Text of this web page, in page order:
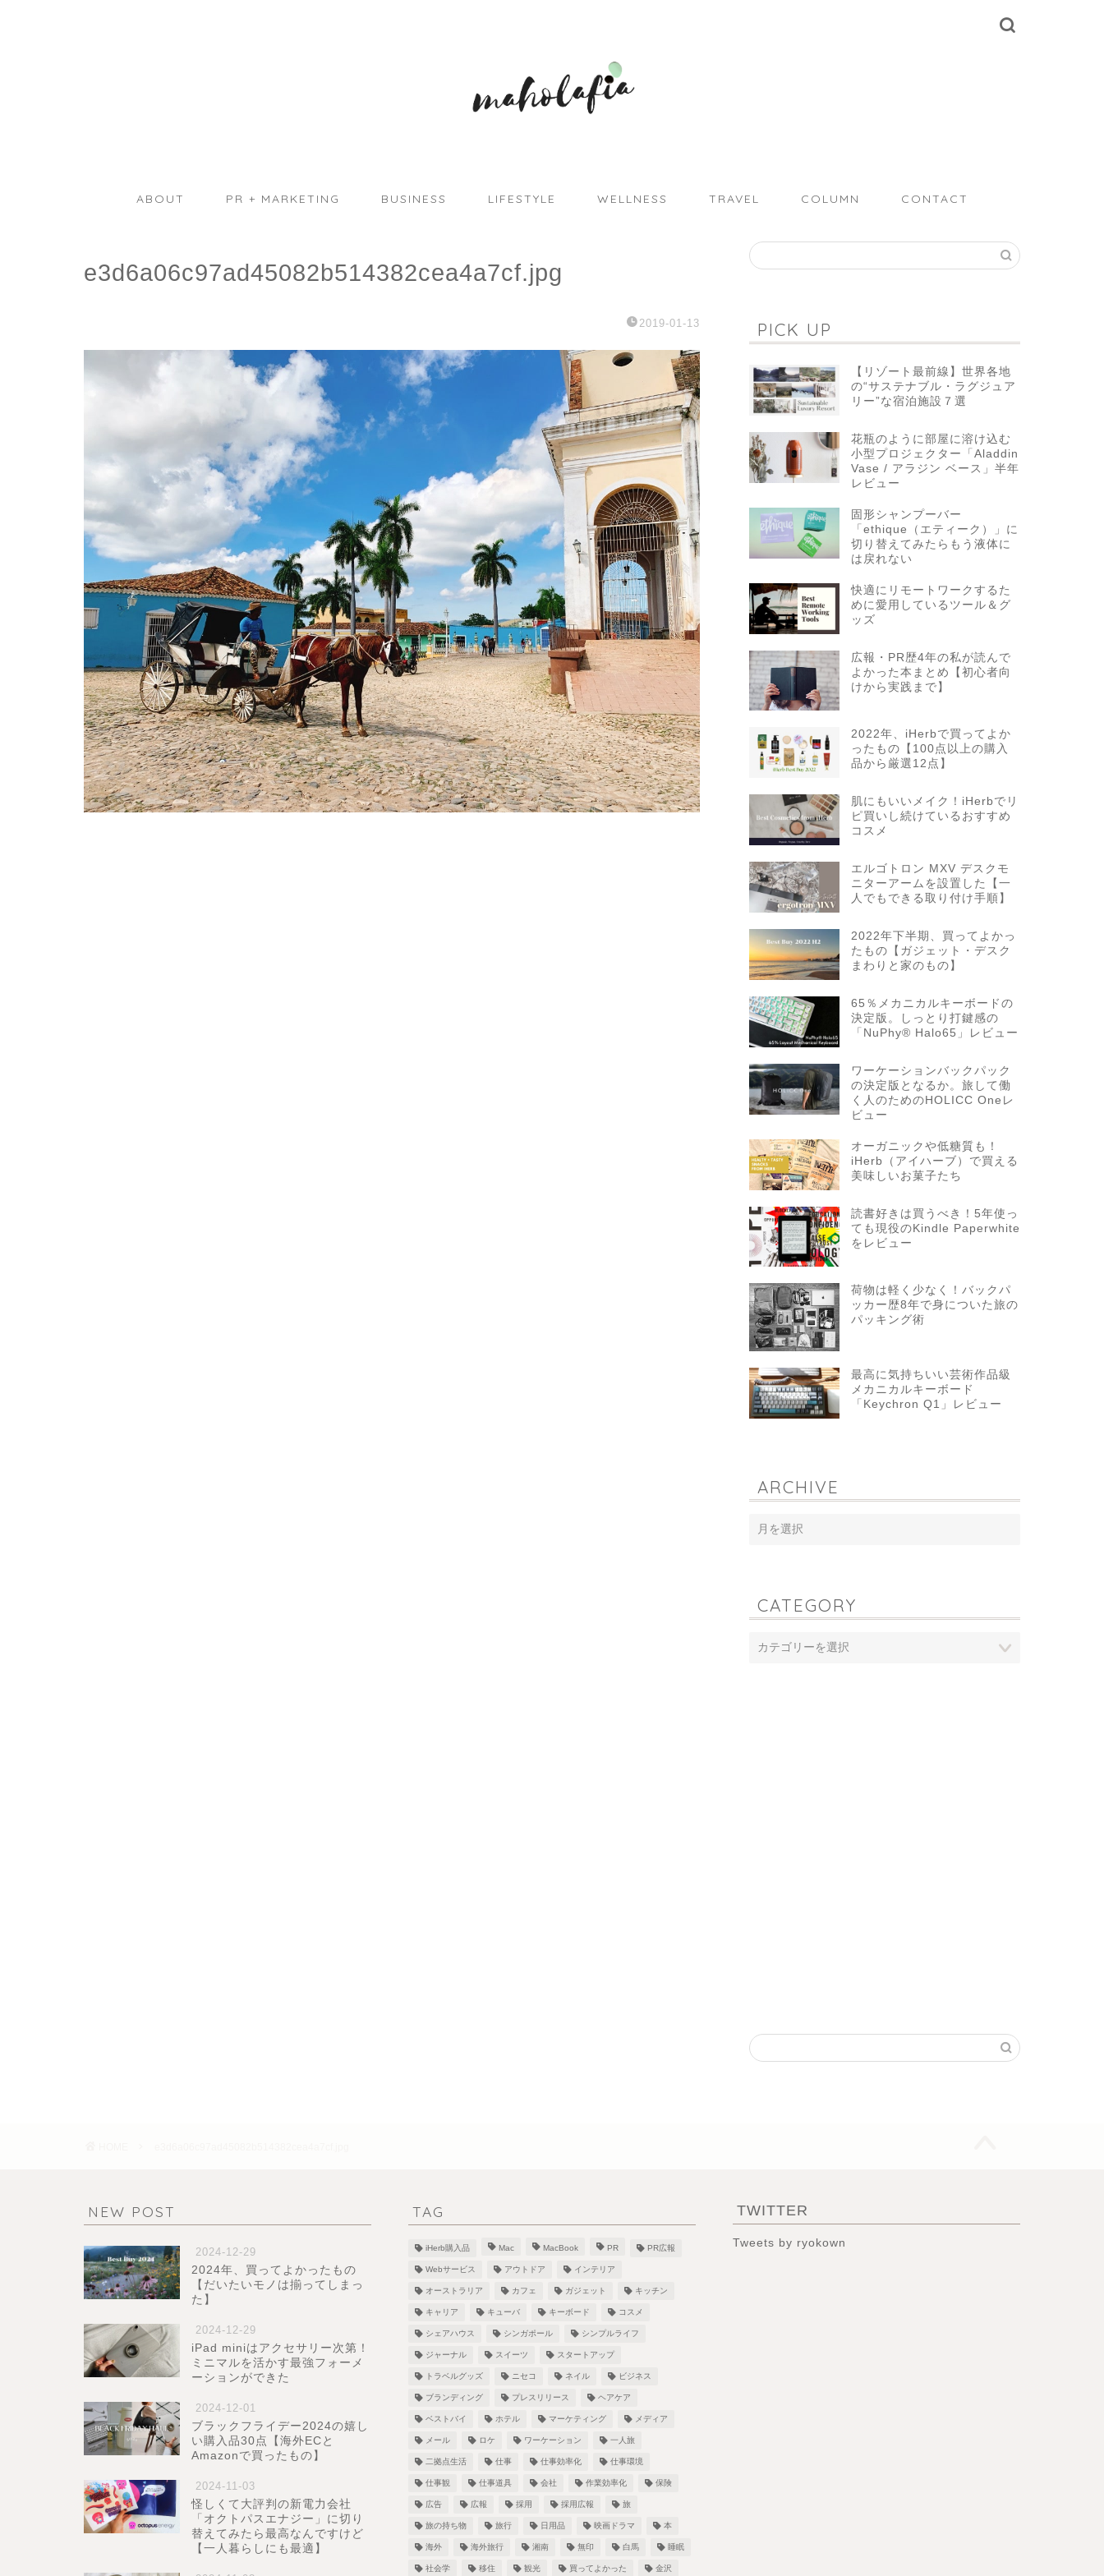
ABOUT PR + MARKETING BUSINESS LIFESTYLE WELLNESS TRAVEL COLUMN CONTACT
e3d6a06c97ad45082b514382cea4a7cf.jpg
2019-01-13 PICK UP
【リゾート最前線】世界各地
の“サステナブル・ラグジュア
リー”な宿泊施設７選
花瓶のように部屋に溶け込む
小型プロジェクター「Aladdin
Vase / アラジン ベース」半年
レビュー
固形シャンプーバー
「ethique（エティーク）」に
切り替えてみたらもう液体に
は戻れない
快適にリモートワークするた
めに愛用しているツール＆グ
ッズ
広報・PR歴4年の私が読んで
よかった本まとめ【初心者向
けから実践まで】
2022年、iHerbで買ってよか
ったもの【100点以上の購入
品から厳選12点】
肌にもいいメイク！iHerbでリ
ピ買いし続けているおすすめ
コスメ
エルゴトロン MXV デスクモ
ニターアームを設置した【一
人でもできる取り付け手順】
2022年下半期、買ってよかっ
たもの【ガジェット・デスク
まわりと家のもの】
65％メカニカルキーボードの
決定版。しっとり打鍵感の
「NuPhy® Halo65」レビュー
ワーケーションバックパック
の決定版となるか。旅して働
く人のためのHOLICC Oneレ
ビュー
オーガニックや低糖質も！
iHerb（アイハーブ）で買える
美味しいお菓子たち
読書好きは買うべき！5年使っ
ても現役のKindle Paperwhite
をレビュー
荷物は軽く少なく！バックパ
ッカー歴8年で身についた旅の
パッキング術
最高に気持ちいい芸術作品級
メカニカルキーボード
「Keychron Q1」レビュー
ARCHIVE
CATEGORY
NEW POST
2024-12-29
2024年、買ってよかったもの
【だいたいモノは揃ってしまっ
た】
2024-12-29
iPad miniはアクセサリー次第！
ミニマルを活かす最強フォーメ
ーションができた
2024-12-01
ブラックフライデー2024の嬉し
い購入品30点【海外ECと
Amazonで買ったもの】
2024-11-03
怪しくて大評判の新電力会社
「オクトパスエナジー」に切り
替えてみたら最高なんですけど
【一人暮らしにも最適】
TAG
iHerb購入品 Mac MacBook PR PR広報
Webサービス アウトドア インテリア
オーストラリア カフェ ガジェット キッチン
キャリア キューバ キーボード コスメ
シェアハウス シンガポール シンプルライフ
ジャーナル スイーツ スタートアップ
トラベルグッズ ニセコ ネイル ビジネス
ブランディング プレスリリース ヘアケア
ベストバイ ホテル マーケティング メディア
メール ロケ ワーケーション 一人旅
二拠点生活 仕事 仕事効率化 仕事環境
仕事観 仕事道具 会社 作業効率化 保険
広告 広報 採用 採用広報 旅
旅の持ち物 旅行 日用品 映画ドラマ 本
海外 海外旅行 湘南 無印 白馬 睡眠
社会学 移住 観光 買ってよかった 金沢
TWITTER
Tweets by ryokown